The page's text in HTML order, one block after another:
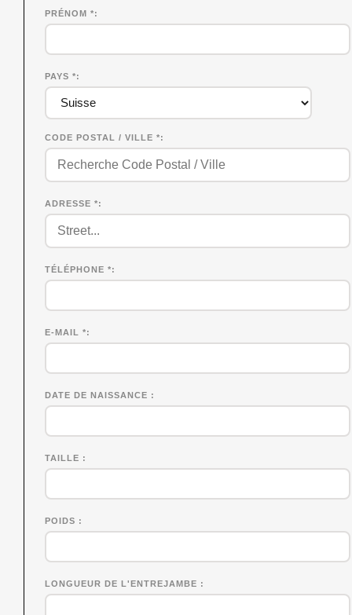
PRÉNOM*
PAYS *
CODE POSTAL / VILLE *
ADRESSE *
TÉLÉPHONE *
E-MAIL *
DATE DE NAISSANCE
TAILLE
POIDS
LONGUEUR DE L'ENTREJAMBE